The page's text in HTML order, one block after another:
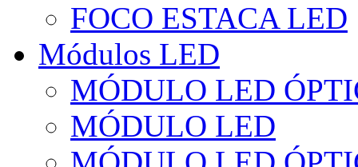
FOCO ESTACA LED
Módulos LED
MÓDULO LED
MÓDULO LED